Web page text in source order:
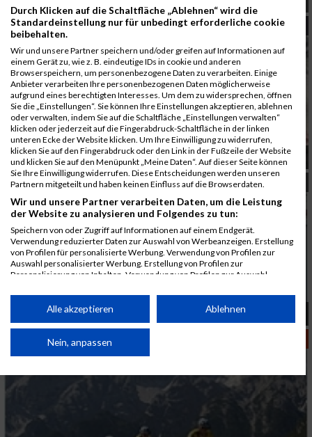
TRIATHLON
Feinschliff für Kanada
OMV Linz Donau Marathon
Durch Klicken auf die Schaltfläche „Ablehnen“ wird die
Standardeinstellung nur für unbedingt erforderliche cookie
beibehalten.
Wir und unsere Partner speichern und/oder greifen auf Informationen auf
einem Gerät zu, wie z. B. eindeutige IDs in cookie und anderen
Browserspeichern, um personenbezogene Daten zu verarbeiten. Einige
Anbieter verarbeiten Ihre personenbezogenen Daten möglicherweise
aufgrund eines berechtigten Interesses. Um dem zu widersprechen, öffnen
Sie die „Einstellungen“. Sie können Ihre Einstellungen akzeptieren, ablehnen
oder verwalten, indem Sie auf die Schaltfläche „Einstellungen verwalten“
klicken oder jederzeit auf die Fingerabdruck-Schaltfläche in der linken
unteren Ecke der Website klicken. Um Ihre Einwilligung zu widerrufen,
klicken Sie auf den Fingerabdruck oder den Link in der Fußzeile der Website
und klicken Sie auf den Menüpunkt „Meine Daten“. Auf dieser Seite können
Sie Ihre Einwilligung widerrufen. Diese Entscheidungen werden unseren
Partnern mitgeteilt und haben keinen Einfluss auf die Browserdaten.
Wir und unsere Partner verarbeiten Daten, um die Leistung
der Website zu analysieren und Folgendes zu tun:
Speichern von oder Zugriff auf Informationen auf einem Endgerät.
Verwendung reduzierter Daten zur Auswahl von Werbeanzeigen. Erstellung
von Profilen für personalisierte Werbung. Verwendung von Profilen zur
Auswahl personalisierter Werbung. Erstellung von Profilen zur
Personalisierung von Inhalten. Verwendung von Profilen zur Auswahl
Performance von Inhalten. Analyse von Zielgruppen durch Statistiken oder
Kombinationen von Daten aus verschiedenen Quellen. Entwicklung und
von Inhalten.
Daten können außerhalb der Europäischen Union weitergegeben und in die
Website/App.
Partnerliste anzeigen (1 IAB-Anbieter)
Wir nutzen Ihre Daten für folgende Zwecke:
Alle akzeptieren Ablehnen
Nein, anpassen